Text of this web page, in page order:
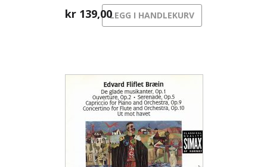
kr 139,00LEGG I HANDLEKURV